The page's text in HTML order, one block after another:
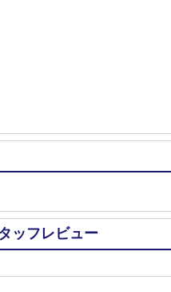
ッフレビュー